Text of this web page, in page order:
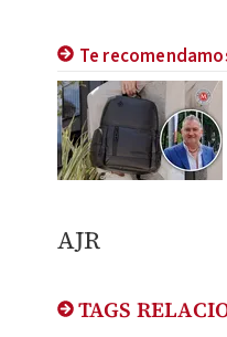
Te
AJR
TAGS